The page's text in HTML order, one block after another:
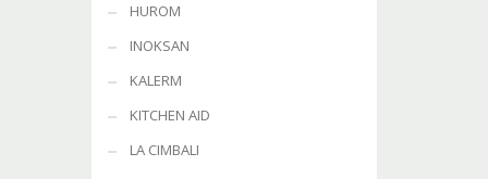
HUROM
INOKSAN
KALERM
KITCHEN AID
LA CIMBALI